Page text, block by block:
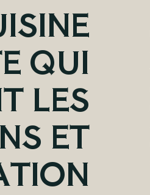
QUI
LES
ET